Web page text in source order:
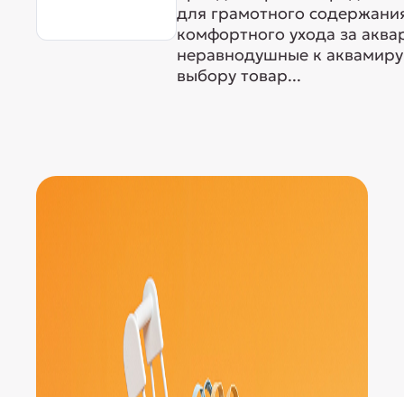
для грамотного
комфортного ухода за
неравнодушные к
выбору товар...